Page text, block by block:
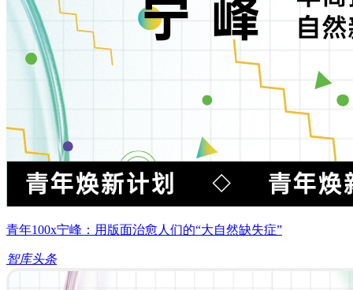
青年100x宁峰：用版面治愈人们的“大自然缺失症”
智库头条